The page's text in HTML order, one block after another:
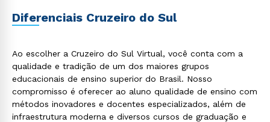
Diferenciais Cruzeiro do Sul
Ao escolher a Cruzeiro do Sul Virtual, você conta com a
qualidade e tradição de um dos maiores grupos
educacionais de ensino superior do Brasil. Nosso
compromisso é oferecer ao aluno qualidade de ensino com
métodos inovadores e docentes especializados, além de
infraestrutura moderna e diversos cursos de graduação e